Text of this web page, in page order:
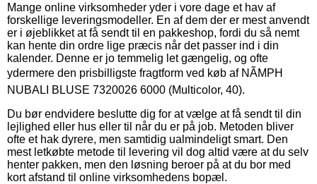
Mange online virksomheder yder i vore dage et hav af
forskellige leveringsmodeller. En af dem der er mest anvendt
er i øjeblikket at få sendt til en pakkeshop, fordi du så nemt
kan hente din ordre lige præcis når det passer ind i din
kalender. Denne er jo temmelig let gængelig, og ofte
ydermere den prisbilligste fragtform ved køb af NÃMPH
NUBALI BLUSE 7320026 6000 (Multicolor, 40).
Du bør endvidere beslutte dig for at vælge at få sendt til din
lejlighed eller hus eller til når du er på job. Metoden bliver
ofte et hak dyrere, men samtidig ualmindeligt smart. Den
mest letkøbte metode til levering vil dog altid være at du selv
henter pakken, men den løsning beroer på at du bor med
kort afstand til online virksomhedens bopæl.